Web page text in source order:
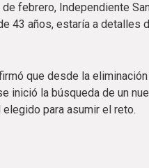
febrero, Independiente
43 años, estaría a detalles
que desde la
inició la búsqueda de un
para asumir el reto.